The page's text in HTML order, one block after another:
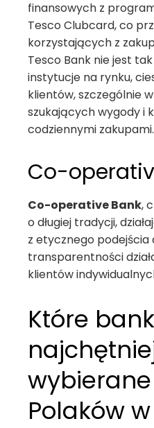
finansowych z
Tesco Clubcard, co
korzystających z
Tesco Bank nie jest
instytucje na rynku,
klientów, szczególnie
szukających wygody i
codziennymi zakupami.
Co-
Co-operative Bank,
o długiej tradycji,
z etycznego podejścia
transparentności
klientów
Które
Polaków w